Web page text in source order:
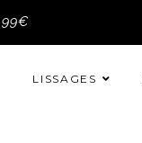
99€
LISSAGES